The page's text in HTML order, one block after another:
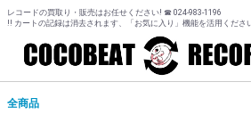
レコードの買取り・販売はお任せください! ☎ 024-983-1196
!! カートの記録は消去されます、「お気に入り」機能を活用くださ
全商品